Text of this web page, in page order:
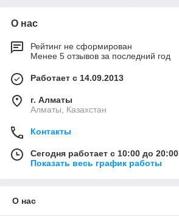
О нас
Рейтинг не сформирован
Менее 5 отзывов за последний год
Работает с 14.09.2013
г. Алматы
Алматы, Казахстан
Контакты
Сегодня работает с 10:00 до 20:00
Показать весь график работы
О нас